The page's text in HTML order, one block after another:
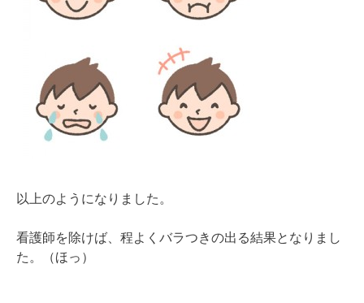
以上のようになりました。
看護師を除けば、程よくバラつきの出る結果となりまし
た。（ほっ）